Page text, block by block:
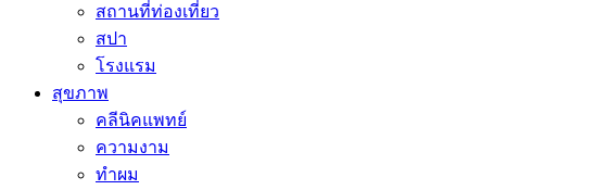
สถานที่ท่องเที่ยว
สปา
โรงแรม
สุขภาพ
คลีนิคแพทย์
ความงาม
ทำผม